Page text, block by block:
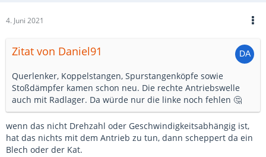
4. Juni 2021
Zitat von Daniel91
Querlenker, Koppelstangen, Spurstangenköpfe sowie
Stoßdämpfer kamen schon neu. Die rechte Antriebswelle
auch mit Radlager. Da würde nur die linke noch fehlen 🤔
wenn das nicht Drehzahl oder Geschwindigkeitsabhängig ist,
hat das nichts mit dem Antrieb zu tun, dann scheppert da ein
Blech oder der Kat.